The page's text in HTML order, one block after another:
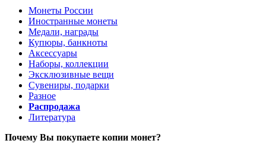
Монеты России
Иностранные монеты
Медали, награды
Купюры, банкноты
Аксессуары
Наборы, коллекции
Эксклюзивные вещи
Сувениры, подарки
Разное
Распродажа
Литература
Почему Вы покупаете копии монет?